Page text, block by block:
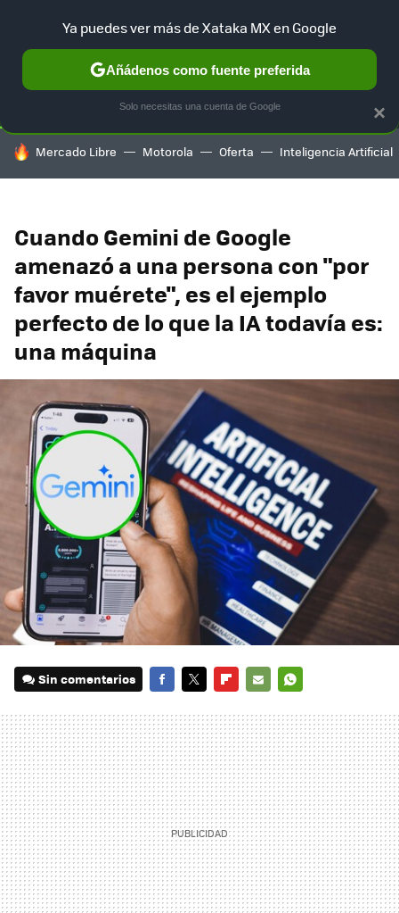
SELECCIÓN GAMING HOME AUTO TERRITORIO
HOY SE HABLA DE
Mercado Libre Motorola Oferta Inteligencia Artificial
Cuando Gemini de Google
amenazó a una persona con "por
favor muérete", es el ejemplo
perfecto de lo que la IA todavía es:
una máquina
Sin comentarios
MAIL
×
Ya puedes ver más de Xataka MX en Google
Añádenos como fuente preferida
Solo necesitas una cuenta de Google